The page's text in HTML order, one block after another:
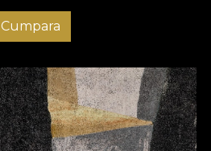
Cumpara